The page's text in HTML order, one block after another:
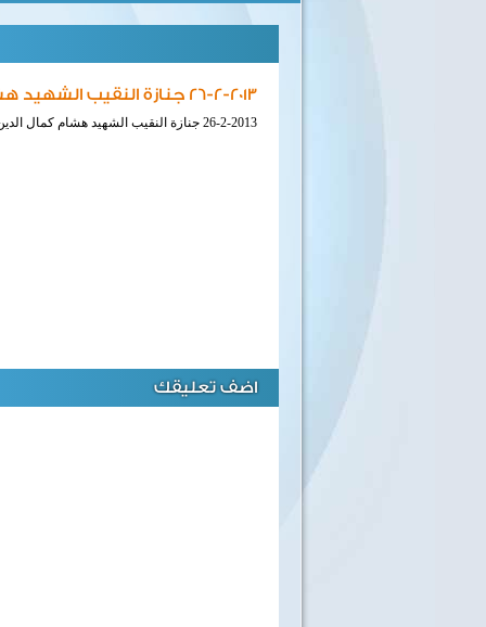
26-2-2013 جنازة النقيب الشهيد هشام كمال الدين طعمة
26-2-2013 جنازة النقيب الشهيد هشام كمال الدين طعمة
اضف تعليقك